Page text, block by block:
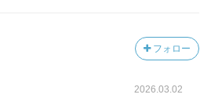
フォロー
2026.03.02